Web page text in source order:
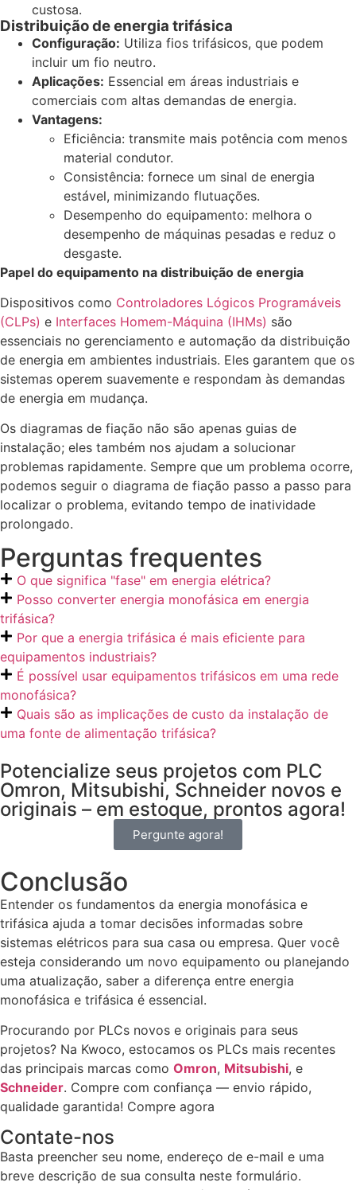
custosa.
Distribuição de energia trifásica
Configuração: Utiliza fios trifásicos, que podem
incluir um fio neutro.
Aplicações: Essencial em áreas industriais e
comerciais com altas demandas de energia.
Vantagens:
Eficiência: transmite mais potência com menos
material condutor.
Consistência: fornece um sinal de energia
estável, minimizando flutuações.
Desempenho do equipamento: melhora o
desempenho de máquinas pesadas e reduz o
desgaste.
Papel do equipamento na distribuição de energia
Dispositivos como Controladores Lógicos Programáveis
(CLPs) e Interfaces Homem-Máquina (IHMs) são
essenciais no gerenciamento e automação da distribuição
de energia em ambientes industriais. Eles garantem que os
sistemas operem suavemente e respondam às demandas
de energia em mudança.
Os diagramas de fiação não são apenas guias de
instalação; eles também nos ajudam a solucionar
problemas rapidamente. Sempre que um problema ocorre,
podemos seguir o diagrama de fiação passo a passo para
localizar o problema, evitando tempo de inatividade
prolongado.
Perguntas frequentes
O que significa "fase" em energia elétrica?
Posso converter energia monofásica em energia
trifásica?
Por que a energia trifásica é mais eficiente para
equipamentos industriais?
É possível usar equipamentos trifásicos em uma rede
monofásica?
Quais são as implicações de custo da instalação de
uma fonte de alimentação trifásica?
Potencialize seus projetos com PLC
Omron, Mitsubishi, Schneider novos e
originais – em estoque, prontos agora!
Pergunte agora!
Conclusão
Entender os fundamentos da energia monofásica e
trifásica ajuda a tomar decisões informadas sobre
sistemas elétricos para sua casa ou empresa. Quer você
esteja considerando um novo equipamento ou planejando
uma atualização, saber a diferença entre energia
monofásica e trifásica é essencial.
Procurando por PLCs novos e originais para seus
projetos? Na Kwoco, estocamos os PLCs mais recentes
das principais marcas como Omron, Mitsubishi, e
Schneider. Compre com confiança — envio rápido,
qualidade garantida! Compre agora
Contate-nos
Basta preencher seu nome, endereço de e-mail e uma
breve descrição de sua consulta neste formulário.